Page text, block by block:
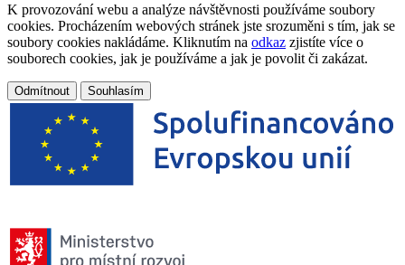
K provozování webu a analýze návštěvnosti používáme soubory
cookies. Procházením webových stránek jste srozuměni s tím, jak se
soubory cookies nakládáme. Kliknutím na odkaz zjistíte více o
souborech cookies, jak je používáme a jak je povolit či zakázat.
Odmítnout Souhlasím